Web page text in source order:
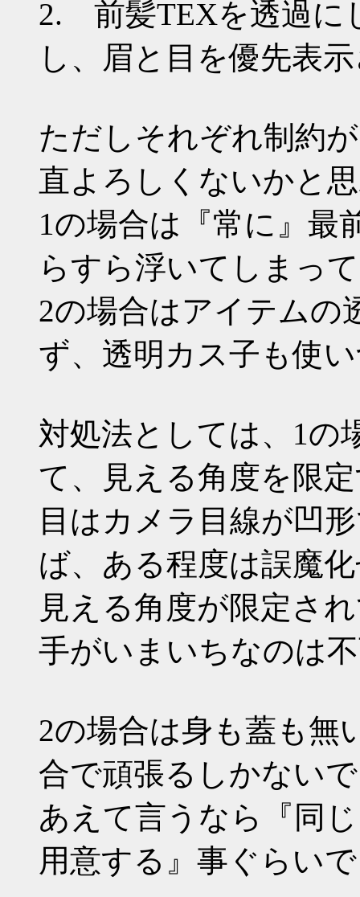
2. 前髪TEXを透過に
し、眉と目を優先表
ただしそれぞれ制約
直よろしくないかと
1の場合は『常に』最
らすら浮いてしまっ
2の場合はアイテムの
ず、透明カス子も使
対処法としては、1の
て、見える角度を限
目はカメラ目線が凹
ば、ある程度は誤魔
見える角度が限定さ
手がいまいちなのは
2の場合は身も蓋も無
合で頑張るしかない
あえて言うなら『同
用意する』事ぐらい